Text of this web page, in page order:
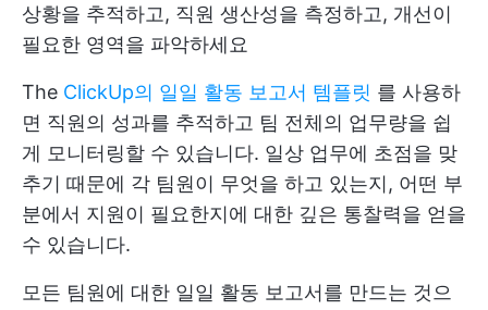
상황을 추적하고, 직원 생산성을 측정하고, 개선이
필요한 영역을 파악하세요
The ClickUp의 일일 활동 보고서 템플릿 를 사용하
면 직원의 성과를 추적하고 팀 전체의 업무량을 쉽
게 모니터링할 수 있습니다. 일상 업무에 초점을 맞
추기 때문에 각 팀원이 무엇을 하고 있는지, 어떤 부
분에서 지원이 필요한지에 대한 깊은 통찰력을 얻을
수 있습니다.
모든 팀원에 대한 일일 활동 보고서를 만드는 것으